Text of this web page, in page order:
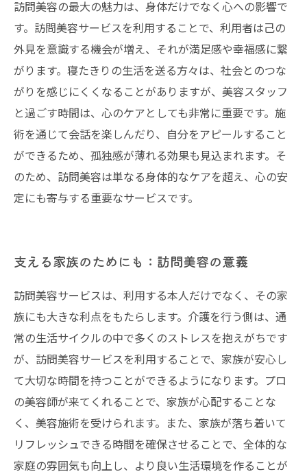
訪問美容の最大の魅力は、身体だけでなく心への影響で
す。訪問美容サービスを利用することで、利用者は己の
外見を意識する機会が増え、それが満足感や幸福感に繋
がります。寝たきりの生活を送る方々は、社会とのつな
がりを感じにくくなることがありますが、美容スタッフ
と過ごす時間は、心のケアとしても非常に重要です。施
術を通じて会話を楽しんだり、自分をアピールすること
ができるため、孤独感が薄れる効果も見込まれます。そ
のため、訪問美容は単なる身体的なケアを超え、心の安
定にも寄与する重要なサービスです。
支える家族のためにも：訪問美容の意義
訪問美容サービスは、利用する本人だけでなく、その家
族にも大きな利点をもたらします。介護を行う側は、通
常の生活サイクルの中で多くのストレスを抱えがちです
が、訪問美容サービスを利用することで、家族が安心し
て大切な時間を持つことができるようになります。プロ
の美容師が来てくれることで、家族が心配することな
く、美容施術を受けられます。また、家族が落ち着いて
リフレッシュできる時間を確保させることで、全体的な
家庭の雰囲気も向上し、より良い生活環境を作ることが